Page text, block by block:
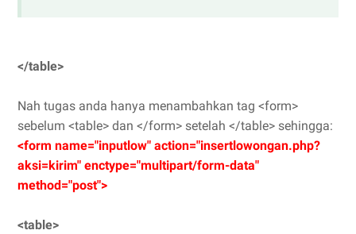
</table>
Nah tugas anda hanya menambahkan tag <form>
sebelum <table> dan </form> setelah </table> sehingga:
<form name="inputlow" action="insertlowongan.php?
aksi=kirim" enctype="multipart/form-data"
method="post">
<table>